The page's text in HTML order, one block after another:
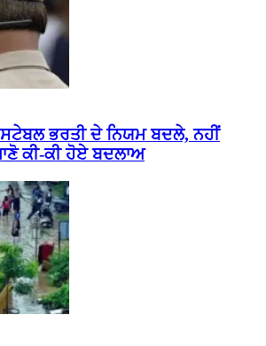
ਭਰਤੀ ਦੇ ਨਿਯਮ ਬਦਲੇ, ਨਹੀਂ
ਕੀ-ਕੀ ਹੋਏ ਬਦਲਾਅ